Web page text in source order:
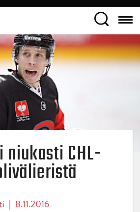
niukasti CHL-
| 8.11.2016